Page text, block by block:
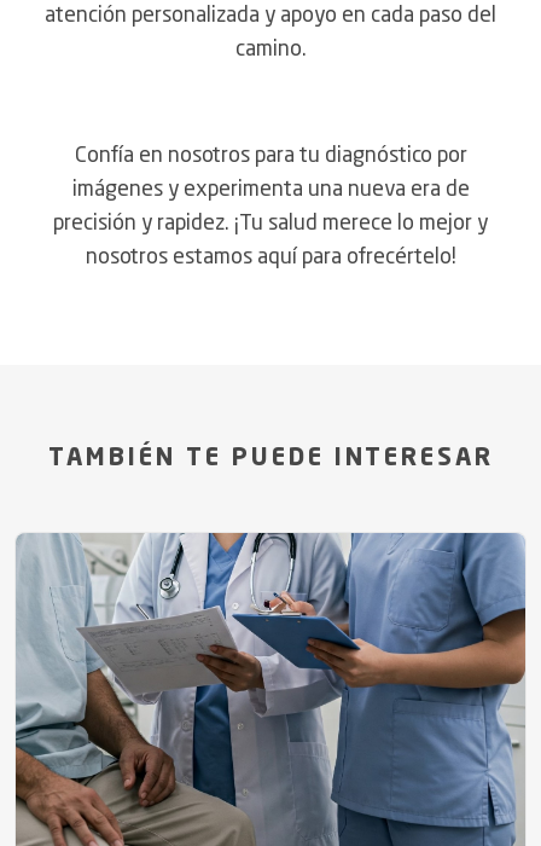
atención personalizada y apoyo en cada paso del
camino.
Confía en nosotros para tu diagnóstico por
imágenes y experimenta una nueva era de
precisión y rapidez. ¡Tu salud merece lo mejor y
nosotros estamos aquí para ofrecértelo!
TAMBIÉN TE PUEDE INTERESAR